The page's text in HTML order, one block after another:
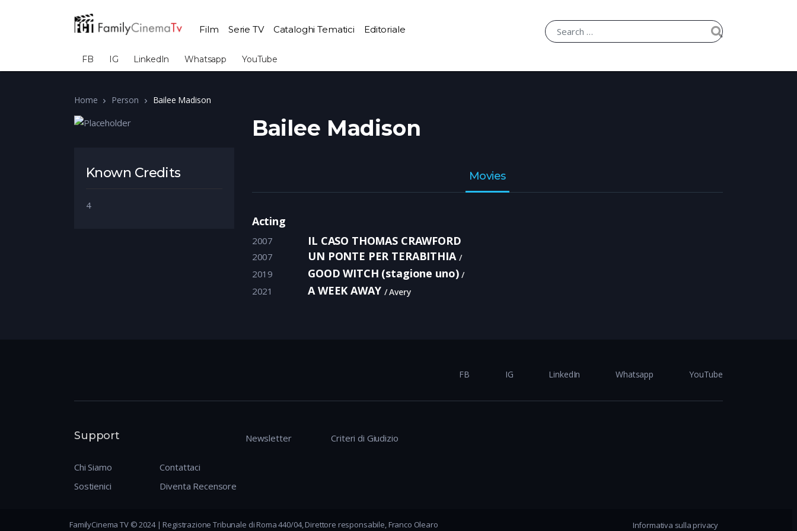
Film Serie TV Cataloghi Tematici Editoriale
FB IG LinkedIn Whatsapp YouTube
Home Person Bailee Madison
Known Credits
4
Bailee Madison
Movies
Acting
2007 IL CASO THOMAS CRAWFORD
2007 UN PONTE PER TERABITHIA
2019 GOOD WITCH (stagione uno)
2021 A WEEK AWAY Avery
FB IG LinkedIn Whatsapp YouTube
Support
Chi Siamo
Sostienici
Contattaci
Diventa Recensore
Newsletter Criteri di Giudizio
FamilyCinema TV © 2024 | Registrazione Tribunale di Roma 440/04, Direttore responsabile, Franco Olearo Informativa sulla privacy